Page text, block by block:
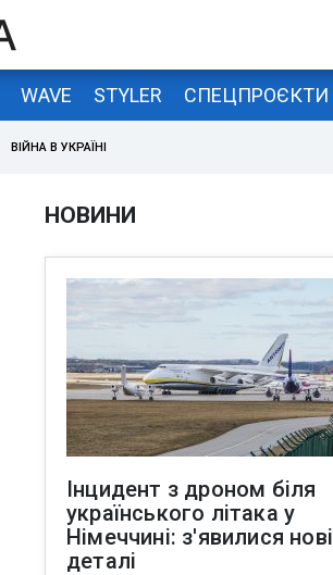
WAVE STYLER СПЕЦПРОЄКТИ
ВІЙНА В УКРАЇНІ
НОВИНИ
Інцидент з дроном біля
українського літака у
Німеччині: з'явилися нові
деталі